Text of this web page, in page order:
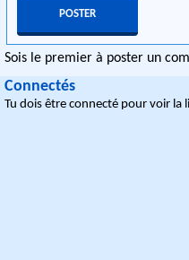
Sois le premier à poster un
Connectés
Tu dois être connecté pour voir la